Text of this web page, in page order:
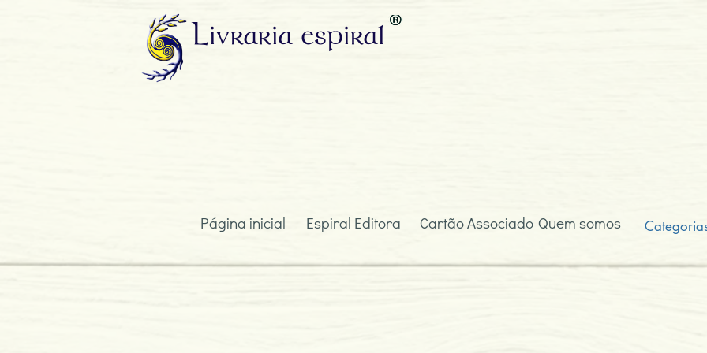
Livraria espiral
Página inicial Espiral Editora Cartão Associado Quem somos